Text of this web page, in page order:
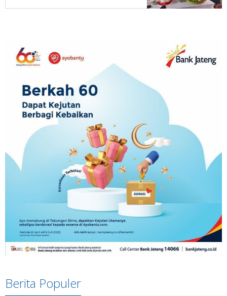
Berita Populer